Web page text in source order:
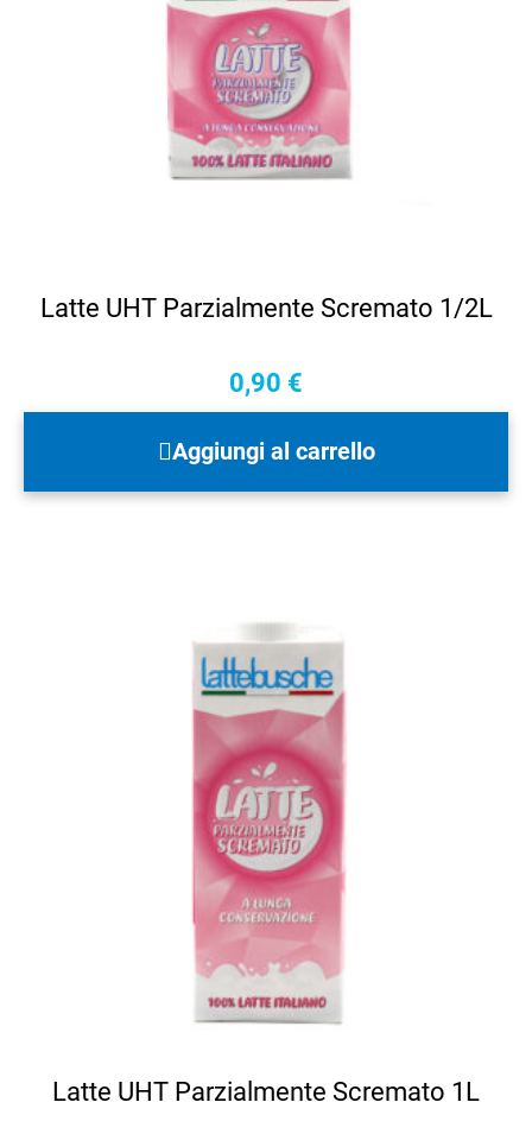
Latte UHT Parzialmente Scremato 1/2L
0,90 €
Aggiungi al carrello
Latte UHT Parzialmente Scremato 1L